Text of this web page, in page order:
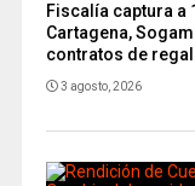
Fiscalía captura a
Cartagena,
contratos de
3 agosto, 2026